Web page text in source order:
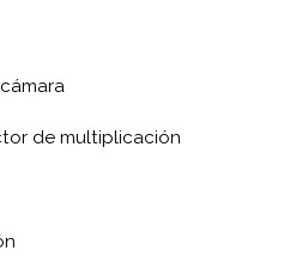
de multiplicación